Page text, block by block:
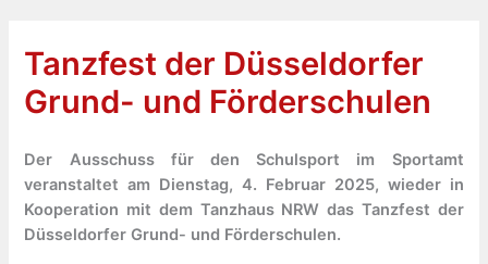
Tanzfest der Düsseldorfer
Grund- und Förderschulen
Der Ausschuss für den Schulsport im Sportamt
veranstaltet am Dienstag, 4. Februar 2025, wieder in
Kooperation mit dem Tanzhaus NRW das Tanzfest der
Düsseldorfer Grund- und Förderschulen.